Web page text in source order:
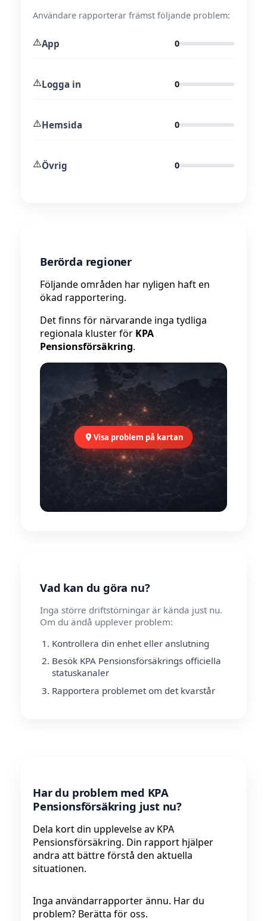
Användare rapporterar främst följande problem:
⚠️App 0
⚠️Logga in 0
⚠️Hemsida 0
⚠️Övrig 0
Berörda regioner
Följande områden har nyligen haft en
ökad rapportering.
Det finns för närvarande inga tydliga
regionala kluster för KPA
Pensionsförsäkring.
Visa problem på kartan
Vad kan du göra nu?
Inga större driftstörningar är kända just nu.
Om du ändå upplever problem:
Kontrollera din enhet eller anslutning
Besök KPA Pensionsförsäkrings officiella
statuskanaler
Rapportera problemet om det kvarstår
Har du problem med KPA
Pensionsförsäkring just nu?
Dela kort din upplevelse av KPA
Pensionsförsäkring. Din rapport hjälper
andra att bättre förstå den aktuella
situationen.
Inga användarrapporter ännu. Har du
problem? Berätta för oss.